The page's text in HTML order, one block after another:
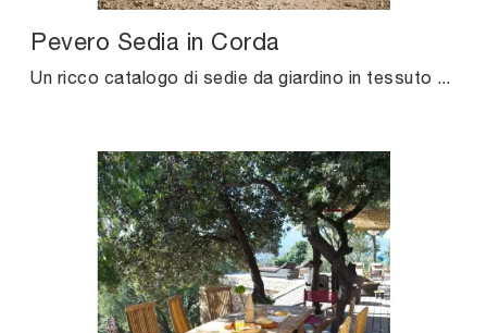
Pevero Sedia in Corda
Un ricco catalogo di sedie da giardino in tessuto ti sta aspettando nel nostro showroom: clicca e scopri il modello Pevero Sedia in Corda di Unopiu.